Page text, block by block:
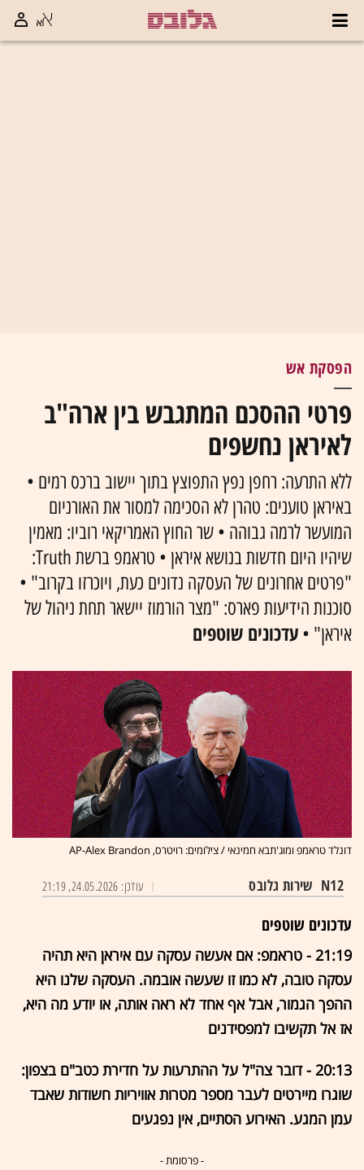
הפסקת אש
פרטי ההסכם המתגבש בין ארה"ב
לאיראן נחשפים
ללא התרעה: רחפן נפץ התפוצץ בתוך יישוב ברכס רמים •
באיראן טוענים: טהרן לא הסכימה למסור את האורניום
המועשר לרמה גבוהה • שר החוץ האמריקאי רוביו: מאמין
שיהיו היום חדשות בנושא איראן • טראמפ ברשת Truth:
"פרטים אחרונים של העסקה נדונים כעת, ויוכרזו בקרוב" •
סוכנות הידיעות פארס: "מצר הורמוז יישאר תחת ניהול של
איראן" • עדכונים שוטפים
דונלד טראמפ ומוג'תבא חמינאי / צילומים: רויטרס, AP-Alex Brandon
N12 שירות גלובס עודכן: 24.05.2026, 21:19
עדכונים שוטפים
21:19 - טראמפ: אם אעשה עסקה עם איראן היא תהיה
עסקה טובה, לא כמו זו שעשה אובמה. העסקה שלנו היא
ההפך הגמור, אבל אף אחד לא ראה אותה, או יודע מה היא,
אז אל תקשיבו למפסידנים
20:13 - דובר צה"ל על ההתרעות על חדירת כטב"ם בצפון:
שוגרו מיירטים לעבר מספר מטרות אוויריות חשודות שאבד
עמן המגע. האירוע הסתיים, אין נפגעים
- פרסומת -